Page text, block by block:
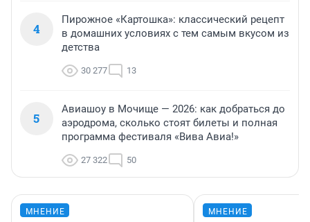
4
Пирожное «Картошка»: классический рецепт
в домашних условиях с тем самым вкусом из
детства
30 277 13
5
Авиашоу в Мочище — 2026: как добраться до
аэродрома, сколько стоят билеты и полная
программа фестиваля «Вива Авиа!»
27 322 50
МНЕНИЕ МНЕНИЕ